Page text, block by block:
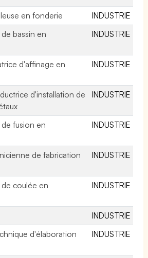
en fonderie
INDUSTRIE
bassin en
INDUSTRIE
d'affinage en
INDUSTRIE
d'installation de
INDUSTRIE
fusion en
INDUSTRIE
de fabrication
INDUSTRIE
coulée en
INDUSTRIE
INDUSTRIE
d'élaboration
INDUSTRIE